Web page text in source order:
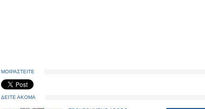
ΜΟΙΡΑΣΤΕΙΤΕ
ΔΕΙΤΕ ΑΚΟΜΑ